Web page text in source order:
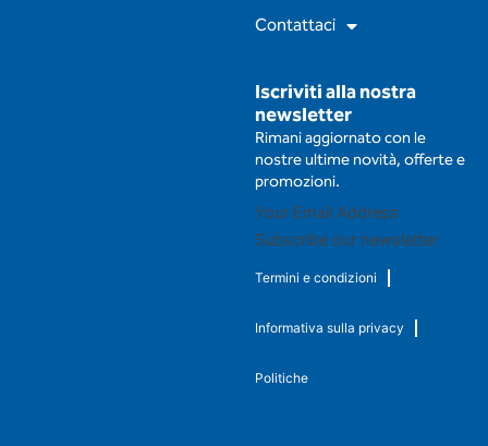
Iscriviti alla nostra
newsletter
Rimani aggiornato con le
nostre ultime novità, offerte e
promozioni.
Subscribe our newsletter
Termini e condizioni
Informativa sulla privacy
Politiche
Contattaci